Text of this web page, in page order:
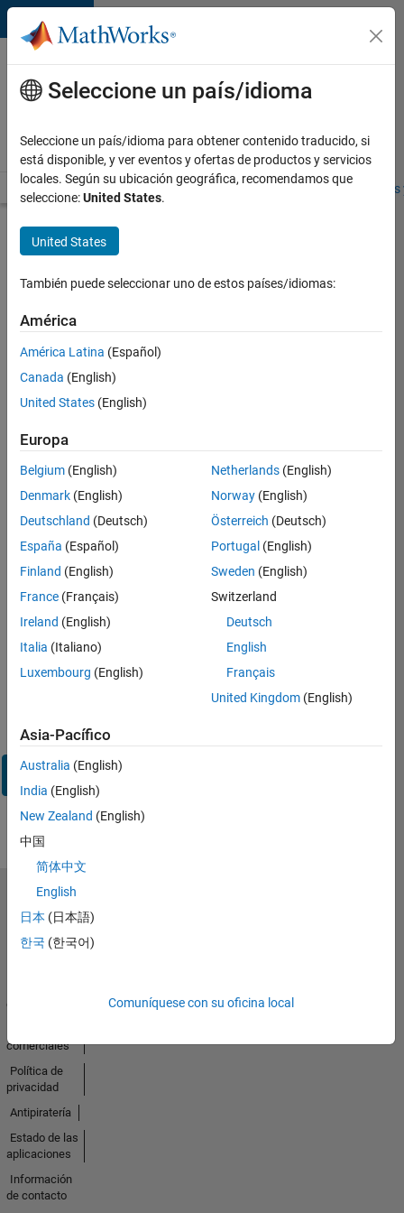
Saltar al contenido
Ofertas
de
empleo
MathWorks
Visión general Búsqueda de empleo Oficinas locales
Enviar
solicitud
Compiler
Engineer
LLVM
Inicie
en
su
cuenta
empleo
Dirección de correo electrónico
contraseña?
Iniciar
sesión
Seleccione un país/idioma
Seleccione un país/idioma para obtener contenido traducido, si
está disponible, y ver eventos y ofertas de productos y servicios
locales. Según su ubicación geográfica, recomendamos que
seleccione:United States.
United States
También puede seleccionar uno de estos países/idiomas:
América
América Latina (Español)
Canada (English)
United States (English)
Europa
Belgium (English)
Denmark (English)
Deutschland (Deutsch)
España (Español)
Finland (English)
France (Français)
Ireland (English)
Italia (Italiano)
Luxembourg (English)
Netherlands(English)
Norway(English)
Österreich (Deutsch)
Portugal (English)
Sweden (English)
Switzerland
Deutsch
English
Français
United Kingdom(English)
Asia-Pacífico
Australia (English)
India (English)
New Zealand (English)
中国
简体中文
English
日本 (日本語)
한국 (한국어)
Comuníquese con su oficina local
Seleccione un país/idioma
América
Latina
confianza
comerciales
Política de
privacidad
Antipiratería
Estado de las
aplicaciones
Información
de contacto